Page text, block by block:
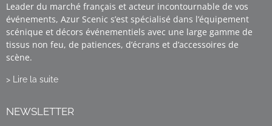
Leader du marché français et acteur incontournable de vos
événements, Azur Scenic s’est spécialisé dans l’équipement
scénique et décors événementiels avec une large gamme de
tissus non feu, de patiences, d’écrans et d’accessoires de
scène.
> Lire la suite
NEWSLETTER